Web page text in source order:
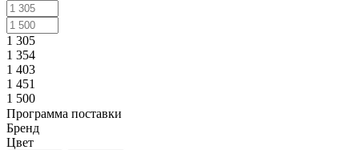
1 305
1 354
1 403
1 451
1 500
Программа поставки
Бренд
Цвет